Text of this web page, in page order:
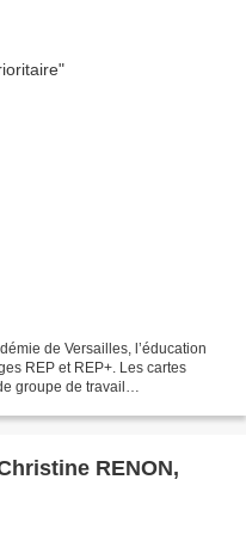
de Versailles, l’éducation
REP et REP+. Les cartes
groupe de travail
RENON,